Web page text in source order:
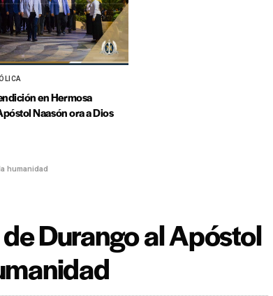
en Hermosa
Naasón ora a Dios
humanidad
Durango al Apóstol